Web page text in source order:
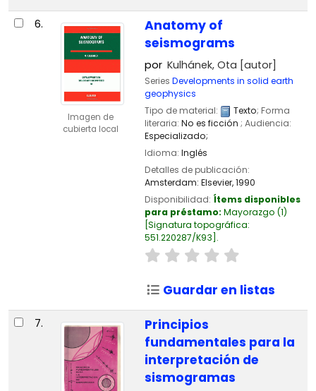
6.
Imagen de
cubierta local
Anatomy of
seismograms
por Kulhánek, Ota [autor]
Series Developments in solid earth
geophysics
Tipo de material:
Texto; Forma
literaria: No es ficción ; Audiencia:
Especializado;
Idioma: Inglés
Detalles de publicación:
Amsterdam: Elsevier,1990
Disponibilidad: Ítems disponibles
para préstamo: Mayorazgo (1)
Signatura topográfica:
551.220287/K93 .
Guardar en listas
7.
Principios
fundamentales para la
interpretación de
sismogramas